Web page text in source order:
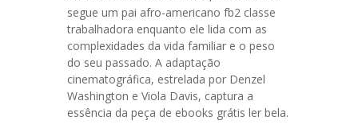
segue um pai afro-americano fb2 classe
trabalhadora enquanto ele lida com as
complexidades da vida familiar e o peso
do seu passado. A adaptação
cinematográfica, estrelada por Denzel
Washington e Viola Davis, captura a
essência da peça de ebooks grátis ler bela.